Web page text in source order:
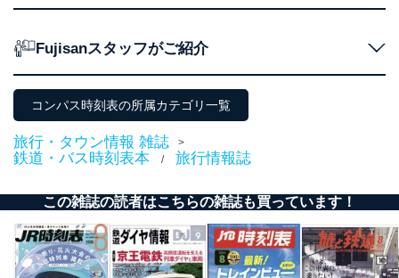
用・提供・管理いたします。
東京都渋谷区南平台町16-11
株式会社富士山マガジンサービス
代表取締役会長 西野 伸一郎
個人情報保護管理者: 経営管理グループディレクター 前
田 嘉也
２．利用目的
購入商品の配送のため
商品代金回収のため
ｅメール等による商品、サービ
Fujisanスタッフがご紹介
コンパス時刻表の所属カテゴリ一覧
旅行・タウン情報 雑誌 >
鉄道・バス時刻表本 / 旅行情報誌
この雑誌の読者はこちらの雑誌も買っています！